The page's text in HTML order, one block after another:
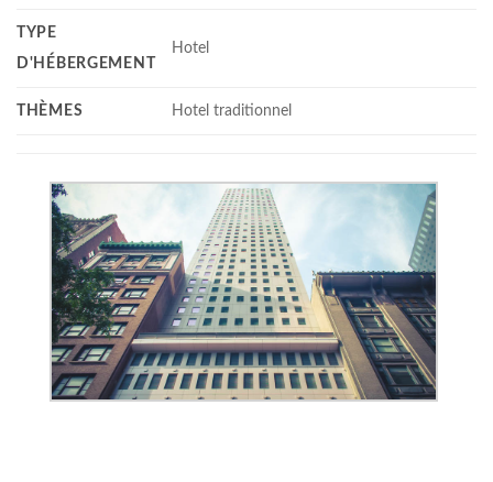
TYPE
D'HÉBERGEMENT
Hotel
THÈMES Hotel traditionnel